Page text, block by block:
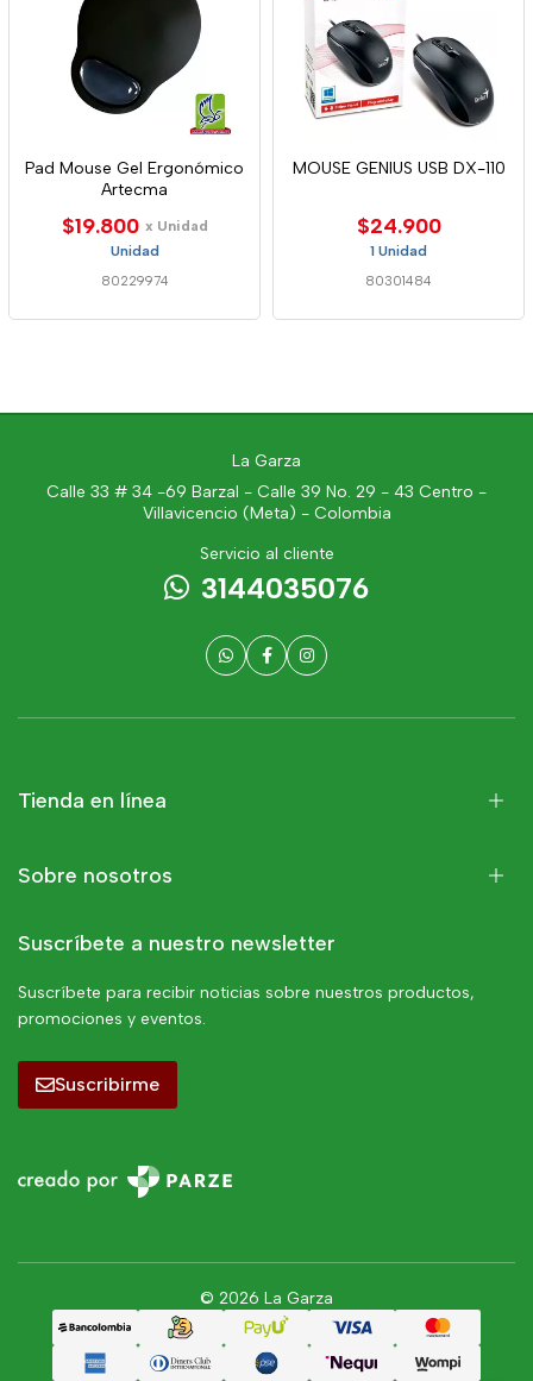
Pad Mouse Gel Ergonómico
Artecma
$19.800 x Unidad
Unidad
80229974
MOUSE GENIUS USB DX-110
$24.900
1 Unidad
80301484
La Garza
Calle 33 # 34 -69 Barzal - Calle 39 No. 29 - 43 Centro -
Villavicencio (Meta) - Colombia
Servicio al cliente
3144035076
Tienda en línea
Sobre nosotros
Suscríbete a nuestro newsletter
Suscríbete para recibir noticias sobre nuestros productos,
promociones y eventos.
Suscribirme
© 2026 La Garza